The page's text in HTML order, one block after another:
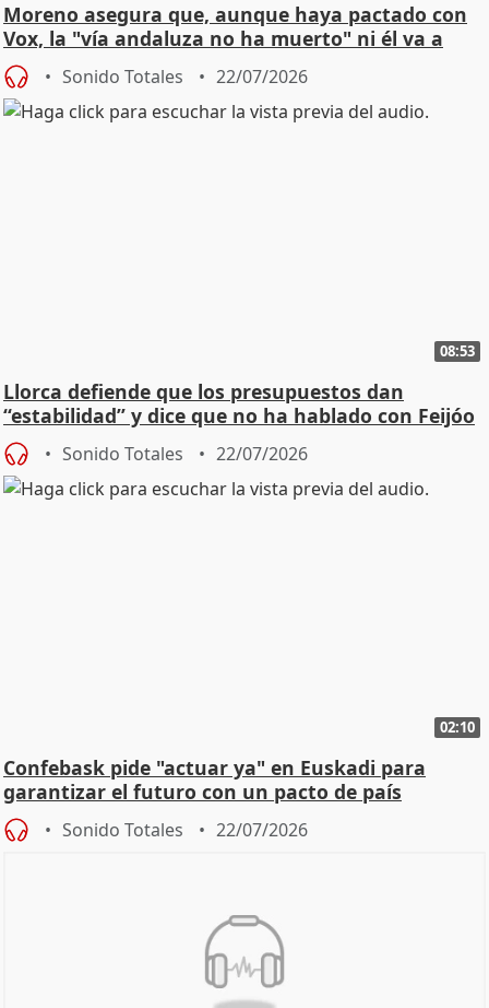
Moreno asegura que, aunque haya pactado con
Vox, la "vía andaluza no ha muerto" ni él va a
"cambiar"
Sonido Totales 22/07/2026
08:53
Llorca defiende que los presupuestos dan
“estabilidad” y dice que no ha hablado con Feijóo
Sonido Totales 22/07/2026
02:10
Confebask pide "actuar ya" en Euskadi para
garantizar el futuro con un pacto de país
Sonido Totales 22/07/2026